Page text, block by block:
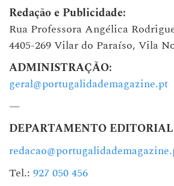
Redação e Publicidade:
Rua Professora Angélica
4405-269 Vilar do Paraíso, Vila
ADMINISTRAÇÃO:
geral@portugalidademagazine.pt
—
DEPARTAMENTO
Tel.: 927 050 456